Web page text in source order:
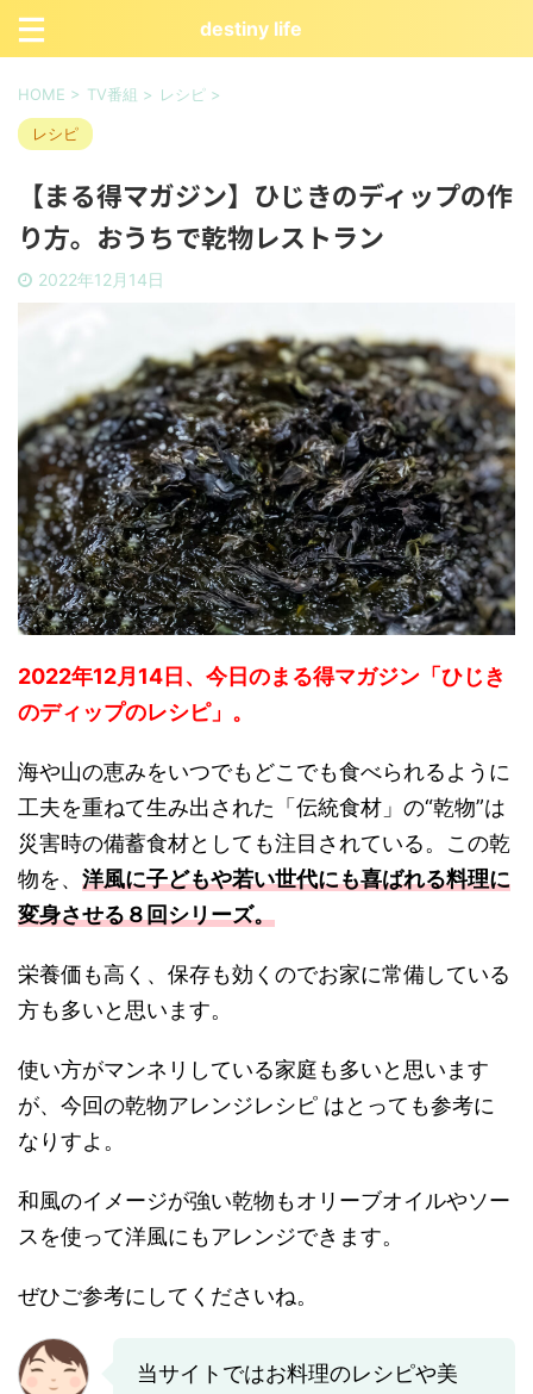
destiny life
HOME > TV番組 > レシピ >
レシピ
【まる得マガジン】ひじきのディップの作
り方。おうちで乾物レストラン
2022年12月14日
2022年12月14日、今日のまる得マガジン「ひじき
のディップのレシピ」。
海や山の恵みをいつでもどこでも食べられるように
工夫を重ねて生み出された「伝統食材」の“乾物”は
災害時の備蓄食材としても注目されている。この乾
物を、 洋風に子どもや若い世代にも喜ばれる料理に
変身させる８回シリーズ。
栄養価も高く、保存も効くのでお家に常備している
方も多いと思います。
使い方がマンネリしている家庭も多いと思います
が、今回の乾物アレンジレシピ はとっても参考に
なりすよ。
和風のイメージが強い乾物もオリーブオイルやソー
スを使って洋風にもアレンジできます。
ぜひご参考にしてくださいね。
当サイトではお料理のレシピや美